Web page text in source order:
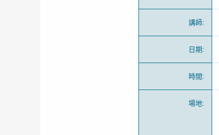
講師:
日期:
時間:
場地: